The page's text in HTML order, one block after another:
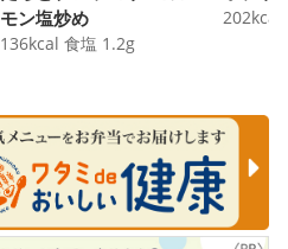
モン塩炒め
136kcal 食塩 1.2g
202kcal